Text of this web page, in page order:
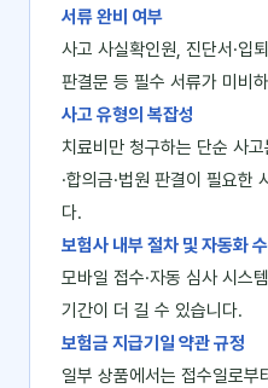
서류 완비 여부
사고 사실확인원, 진단서·입
판결문 등 필수 서류가 미비
사고 유형의 복잡성
치료비만 청구하는 단순 사
·합의금·법원 판결이 필요한
다.
보험사 내부 절차 및 자동화
모바일 접수·자동 심사 시스
기간이 더 길 수 있습니다.
보험금 지급기일 약관 규정
일부 상품에서는 접수일로